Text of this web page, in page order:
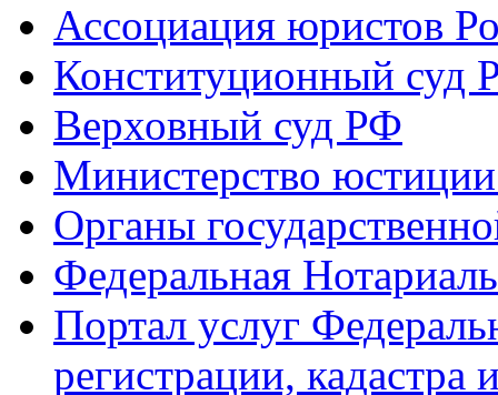
Ассоциация юристов
Конституционный суд
Верховный суд РФ
Министерство
Органы
Федеральная
Портал услуг
регистрации, кадастра